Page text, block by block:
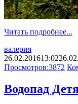
Читать подробнее...
валерия
26.02.201613:02
Просмотров:3872
Водопад